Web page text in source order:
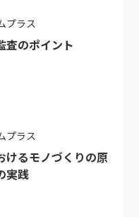
プラス
査のポイント
プラス
けるモノづくりの原
実践